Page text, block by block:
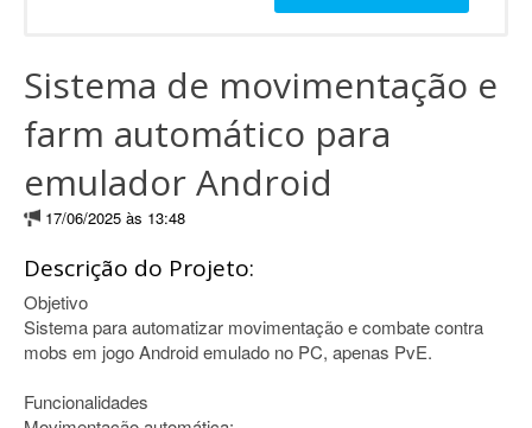
Sistema de movimentação e
farm automático para
emulador Android
17/06/2025 às 13:48
Descrição do Projeto:
Objetivo
Sistema para automatizar movimentação e combate contra
mobs em jogo Android emulado no PC, apenas PvE.
Funcionalidades